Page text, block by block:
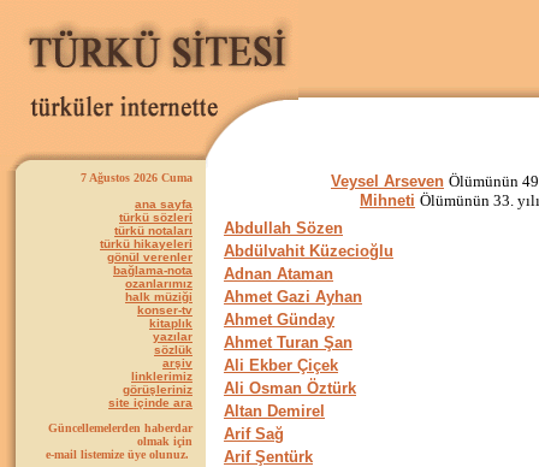
7 Ağustos 2026 Cuma
ana sayfa
türkü sözleri
türkü notaları
türkü hikayeleri
gönül verenler
bağlama-nota
ozanlarımız
halk müziği
konser-tv
kitaplık
yazılar
sözlük
arşiv
linklerimiz
görüşleriniz
site içinde ara
Güncellemelerden haberdar
olmak için
e-mail listemize üye olunuz.
Veysel Arseven Ölümünün
Mihneti Ölümünün 33.
Abdullah Sözen
Abdülvahit Küzecioğlu
Adnan Ataman
Ahmet Gazi Ayhan
Ahmet Günday
Ahmet Turan Şan
Ali Ekber Çiçek
Ali Osman Öztürk
Altan Demirel
Arif Sağ
Arif Şentürk